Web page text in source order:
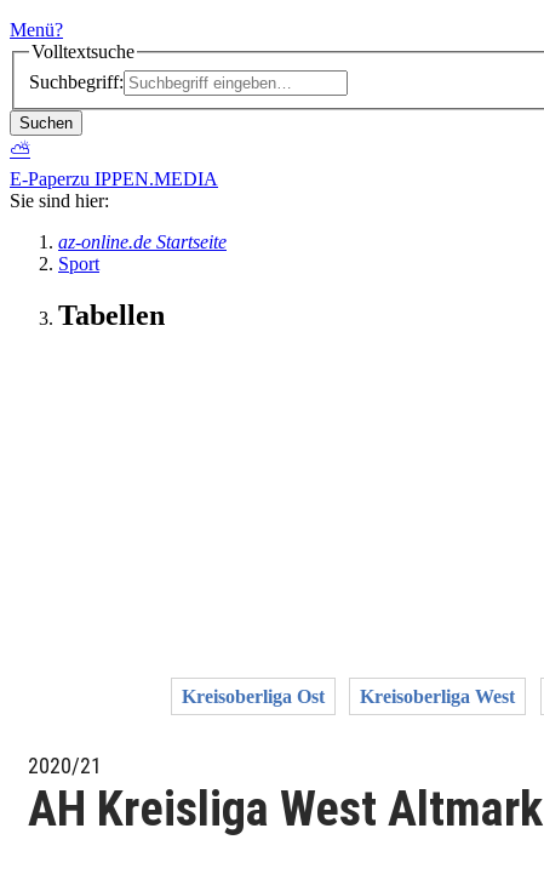
Menü?
Volltextsuche
Suchbegriff:
Suchen
⛅
E-Paperzu IPPEN.MEDIA
Sie sind hier:
az-online.de Startseite
Sport
Tabellen
Kreisoberliga Ost Kreisoberliga West
2020/21
AH Kreisliga West Altmark